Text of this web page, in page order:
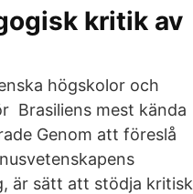
kritik av
högskolor och
Brasiliens mest kända
Genom att föreslå
är sätt att stödja kritisk